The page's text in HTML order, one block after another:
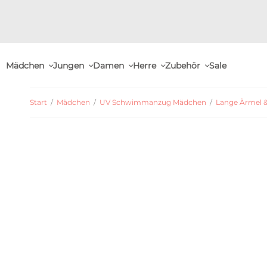
Mädchen Jungen Damen Herre Zubehör Sale
Start / Mädchen / UV Schwimmanzug Mädchen / Lange Ärmel